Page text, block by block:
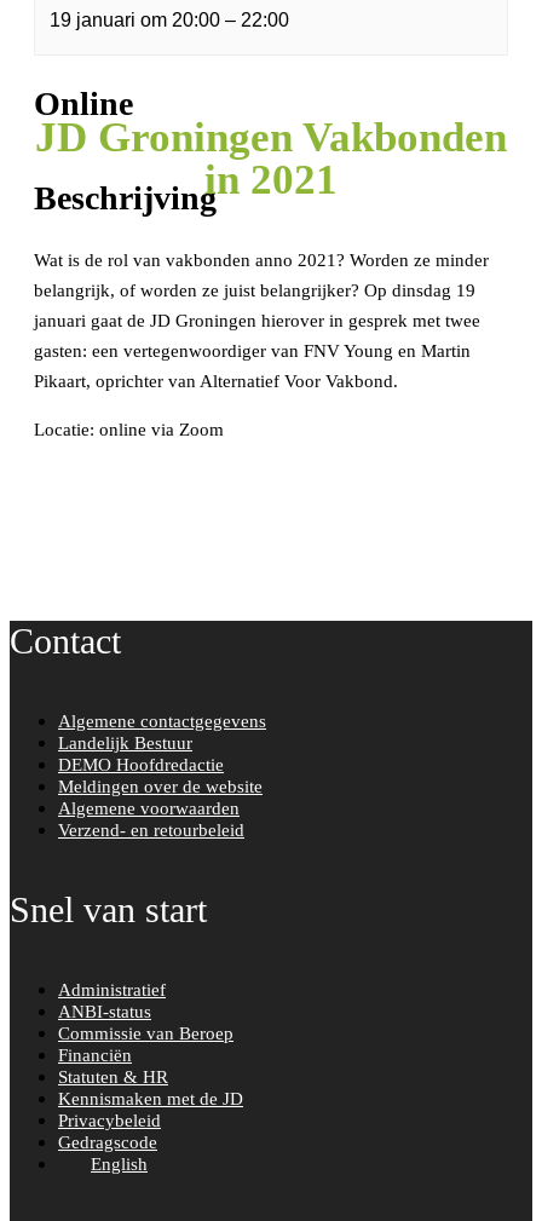
Dit evenement is voorbij.
JD Groningen Vakbonden
in 2021
19 januari om 20:00 – 22:00
Online
Beschrijving
Wat is de rol van vakbonden anno 2021? Worden ze minder
belangrijk, of worden ze juist belangrijker? Op dinsdag 19
januari gaat de JD Groningen hierover in gesprek met twee
gasten: een vertegenwoordiger van FNV Young en Martin
Pikaart, oprichter van Alternatief Voor Vakbond.
Locatie: online via Zoom
Contact
Algemene contactgegevens
Landelijk Bestuur
DEMO Hoofdredactie
Meldingen over de website
Algemene voorwaarden
Verzend- en retourbeleid
Snel van start
Administratief
ANBI-status
Commissie van Beroep
Financiën
Statuten & HR
Kennismaken met de JD
Privacybeleid
Gedragscode
English